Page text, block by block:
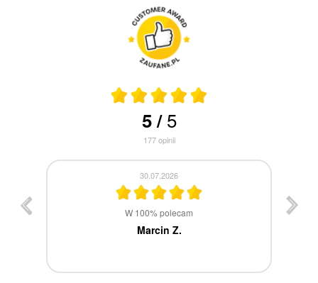
5/5
177opinii
30.07.2026
W 100% polecam
Marcin Z.